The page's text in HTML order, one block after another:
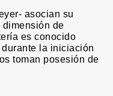
asocian su
de
es conocido
durante la iniciación
toman posesión de